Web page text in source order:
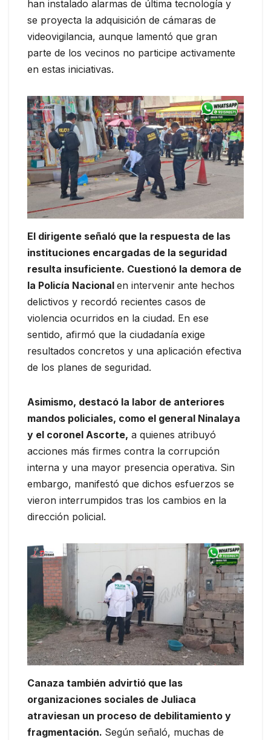
han instalado alarmas de última tecnología y
se proyecta la adquisición de cámaras de
videovigilancia, aunque lamentó que gran
parte de los vecinos no participe activamente
en estas iniciativas.
El dirigente señaló que la respuesta de las
instituciones encargadas de la seguridad
resulta insuficiente. Cuestionó la demora de
la Policía Nacional en intervenir ante hechos
delictivos y recordó recientes casos de
violencia ocurridos en la ciudad. En ese
sentido, afirmó que la ciudadanía exige
resultados concretos y una aplicación efectiva
de los planes de seguridad.
Asimismo, destacó la labor de anteriores
mandos policiales, como el general Ninalaya
y el coronel Ascorte, a quienes atribuyó
acciones más firmes contra la corrupción
interna y una mayor presencia operativa. Sin
embargo, manifestó que dichos esfuerzos se
vieron interrumpidos tras los cambios en la
dirección policial.
Canaza también advirtió que las
organizaciones sociales de Juliaca
atraviesan un proceso de debilitamiento y
fragmentación. Según señaló, muchas de